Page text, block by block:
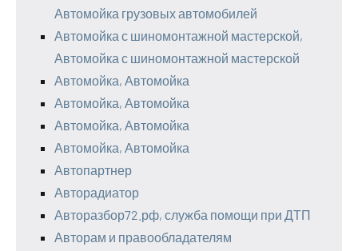
Автомойка грузовых автомобилей
Автомойка с шиномонтажной мастерской,
Автомойка с шиномонтажной мастерской
Автомойка, Автомойка
Автомойка, Автомойка
Автомойка, Автомойка
Автомойка, Автомойка
Автопартнер
Авторадиатор
Авторазбор72.рф, служба помощи при ДТП
Авторам и правообладателям